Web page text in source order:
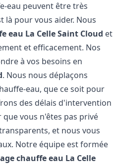
eau peuvent être très
là pour vous aider. Nous
eau La Celle Saint Cloud et
et efficacement. Nos
à vos besoins en
. Nous nous déplaçons
eau, que ce soit pour
des délais d'intervention
vous n'êtes pas privé
et nous vous
Notre équipe est formée
chauffe eau La Celle